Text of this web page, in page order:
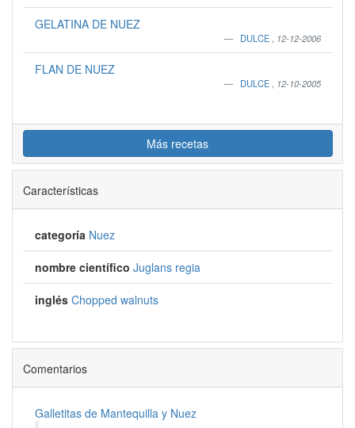
GELATINA DE NUEZ
DULCE 12-12-2006
FLAN DE NUEZ
DULCE 12-10-2005
Más recetas
Características
categoría Nuez
nombre científico Juglans regia
inglés Chopped walnuts
Comentarios
Galletitas de Mantequilla y Nuez